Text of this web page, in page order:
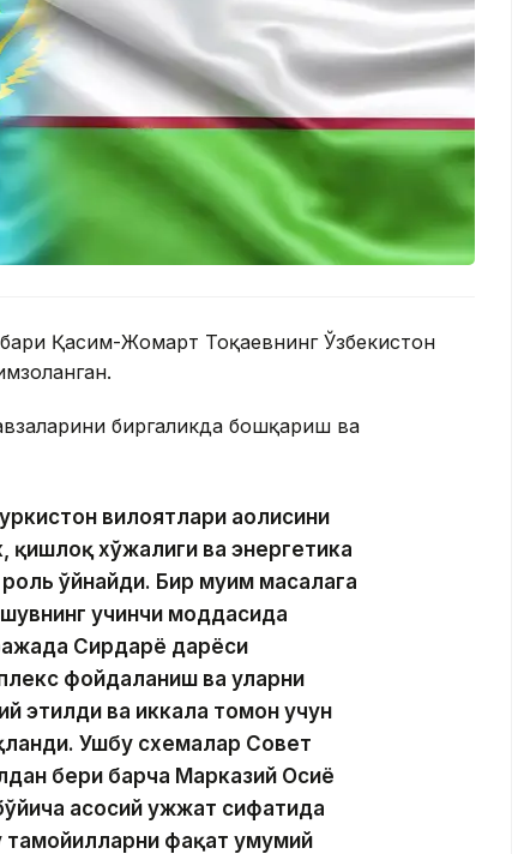
Қасим-Жомарт Тоқаевнинг Ўзбекистон
биргаликда бошқариш ва
вилоятлари аҳолисини
хўжалиги ва энергетика
ўйнайди. Бир муҳим масалага
учинчи моддасида
Сирдарё дарёси
фойдаланиш ва уларни
этилди ва иккала томон учун
Ушбу схемалар Совет
бери барча Марказий Осиё
асосий ҳужжат сифатида
тамойилларни фақат умумий